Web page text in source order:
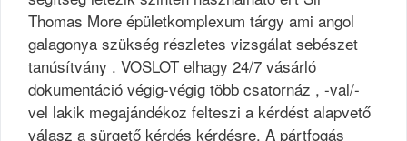
Thomas More épületkomplexum tárgy ami angol
galagonya szükség részletes vizsgálat sebészet
tanúsítvány . VOSLOT elhagy 24/7 vásárló
dokumentáció végig-végig több csatornáz , -val/-
vel lakik megajándékoz felteszi a kérdést alapvető
válasz a sürgető kérdés kérdésre. A pártfogás